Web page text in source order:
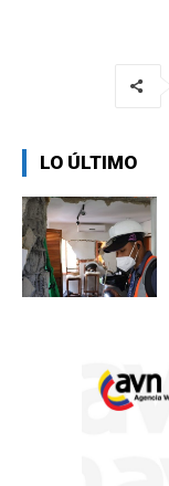
LO ÚLTIMO